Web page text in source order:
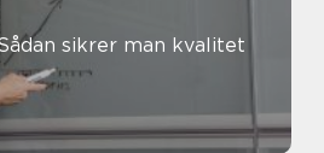
sikrer man kvalitet